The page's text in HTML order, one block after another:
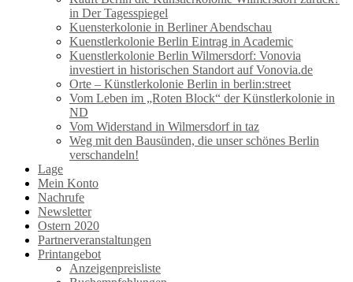
in Der Tagesspiegel
Kuensterkolonie in Berliner Abendschau
Kuenstlerkolonie Berlin Eintrag in Academic
Kuenstlerkolonie Berlin Wilmersdorf: Vonovia
investiert in historischen Standort auf Vonovia.de
Orte – Künstlerkolonie Berlin in berlin:street
Vom Leben im „Roten Block“ der Künstlerkolonie in
ND
Vom Widerstand in Wilmersdorf in taz
Weg mit den Bausünden, die unser schönes Berlin
verschandeln!
Lage
Mein Konto
Nachrufe
Newsletter
Ostern 2020
Partnerveranstaltungen
Printangebot
Anzeigenpreisliste